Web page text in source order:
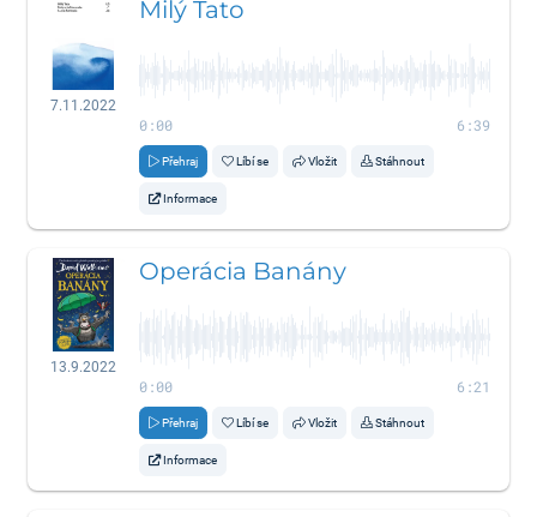
7.11.2022
Milý Tato
0:00 6:39
Přehraj Líbí se Vložit Stáhnout
Informace
13.9.2022
Operácia Banány
0:00 6:21
Přehraj Líbí se Vložit Stáhnout
Informace